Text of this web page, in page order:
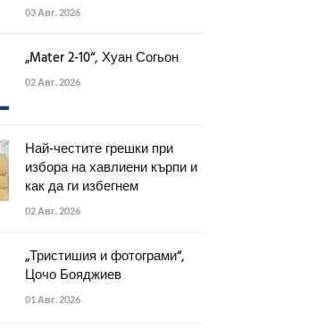
03 Авг. 2026
„Mater 2-10“, Хуан Согьон
02 Авг. 2026
Най-честите грешки при
избора на хавлиени кърпи и
как да ги избегнем
02 Авг. 2026
„Тристишия и фотограми“,
Цочо Бояджиев
01 Авг. 2026